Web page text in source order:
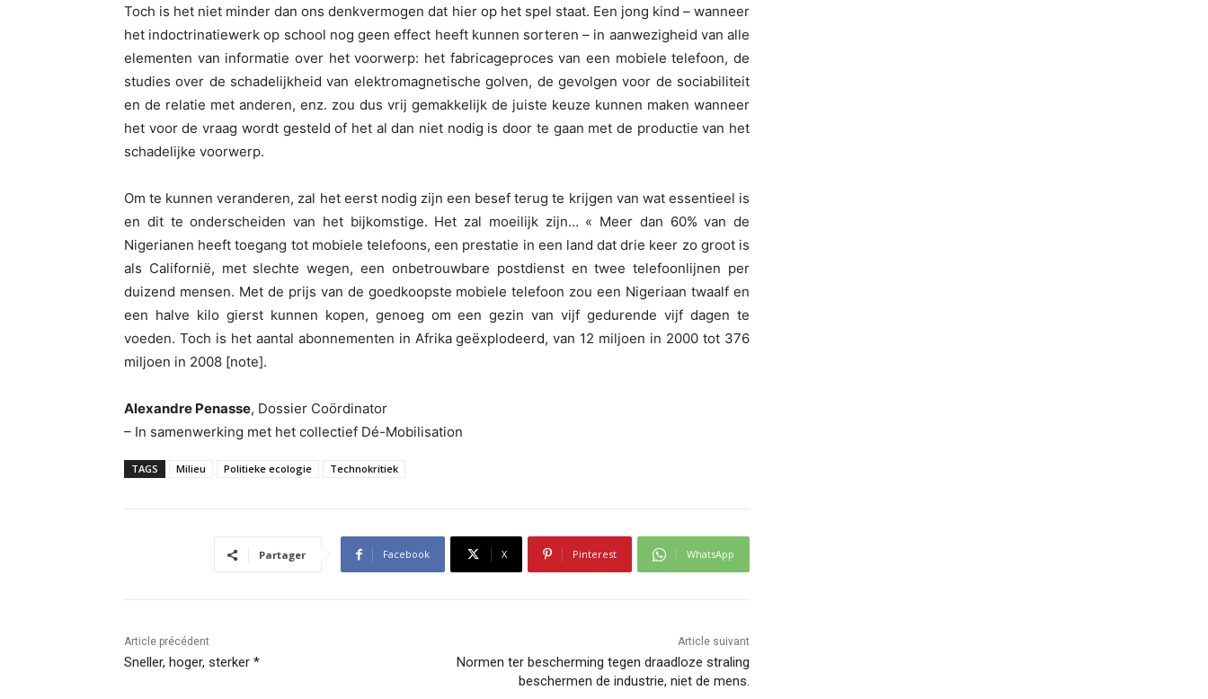
Toch is het niet minder dan ons denkvermogen dat hier op het spel staat. Een jong kind – wanneer
het indoctrinatiewerk op school nog geen effect heeft kunnen sorteren – in aanwezigheid van alle
elementen van informatie over het voorwerp: het fabricageproces van een mobiele telefoon, de
studies over de schadelijkheid van elektromagnetische golven, de gevolgen voor de sociabiliteit
en de relatie met anderen, enz. zou dus vrij gemakkelijk de juiste keuze kunnen maken wanneer
het voor de vraag wordt gesteld of het al dan niet nodig is door te gaan met de productie van het
schadelijke voorwerp.
Om te kunnen veranderen, zal het eerst nodig zijn een besef terug te krijgen van wat essentieel is
en dit te onderscheiden van het bijkomstige. Het zal moeilijk zijn… « Meer dan 60% van de
Nigerianen heeft toegang tot mobiele telefoons, een prestatie in een land dat drie keer zo groot is
als Californië, met slechte wegen, een onbetrouwbare postdienst en twee telefoonlijnen per
duizend mensen. Met de prijs van de goedkoopste mobiele telefoon zou een Nigeriaan twaalf en
een halve kilo gierst kunnen kopen, genoeg om een gezin van vijf gedurende vijf dagen te
voeden. Toch is het aantal abonnementen in Afrika geëxplodeerd, van 12 miljoen in 2000 tot 376
miljoen in 2008 [note].
Alexandre Penasse, Dossier Coördinator
– In samenwerking met het collectief Dé-Mobilisation
TAGS Milieu Politieke ecologie Technokritiek
Partager Facebook X Pinterest WhatsApp
Article précédent
Sneller, hoger, sterker *
Article suivant
Normen ter bescherming tegen draadloze straling
beschermen de industrie, niet de mens.